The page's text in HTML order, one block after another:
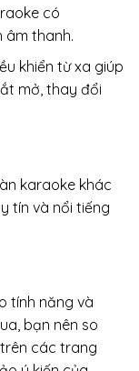
có
âm thanh.
khiển từ xa giúp
mở, thay đổi
karaoke khác
tín và nổi tiếng
tính năng và
bạn nên so
các trang